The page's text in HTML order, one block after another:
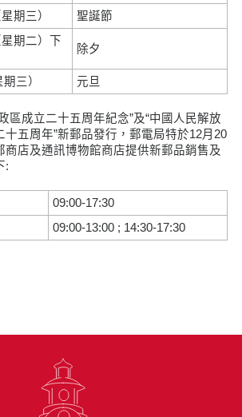
期三）
聖誕節
期二）下
除夕
三） 元旦
區成立二十五周年紀念”及“中國人民解放
十五周年”新郵品發行，郵電局特於12月20
商店及通訊博物館商店提供新郵品銷售及
:
09:00-17:30
09:00-13:00 ; 14:30-17:30